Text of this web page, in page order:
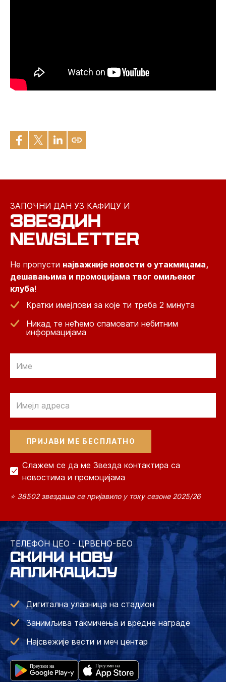
ЗАПОЧНИ ДАН УЗ КАФИЦУ И
ЗВЕЗДИН
NEWSLETTER
Не пропусти најважније новости о утакмицама,
дешавањима и промоцијама твог омиљеног
клуба!
Кратки имејлови за које ти треба 2 минута
Никад те нећемо спамовати небитним
информацијама
Слажем се да ме Звезда контактира са
новостима и промоцијама
⭐ 38502 звездаша се пријавило у току сезоне 2025/26
ТЕЛЕФОН ЦЕО - ЦРВЕНО-БЕО
СКИНИ НОВУ
АПЛИКАЦИЈУ
Дигитална улазница на стадион
Занимљива такмичења и вредне награде
Најсвежије вести и меч центар